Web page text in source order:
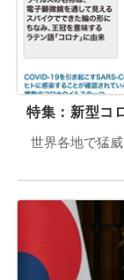
特集：新型コ
世界各地で猛